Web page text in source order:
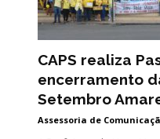
CAPS realiza
encerramento
Setembro
Assessoria de